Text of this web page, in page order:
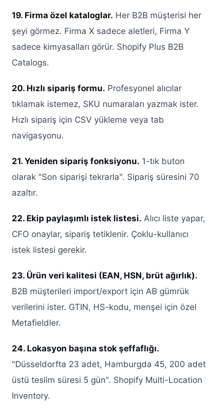
19. Firma özel kataloglar. Her B2B müşterisi her
şeyi görmez. Firma X sadece aletleri, Firma Y
sadece kimyasalları görür. Shopify Plus B2B
Catalogs.
20. Hızlı sipariş formu. Profesyonel alıcılar
tıklamak istemez, SKU numaraları yazmak ister.
Hızlı sipariş için CSV yükleme veya tab
navigasyonu.
21. Yeniden sipariş fonksiyonu. 1-tık buton
olarak "Son siparişi tekrarla". Sipariş süresini 70
azaltır.
22. Ekip paylaşımlı istek listesi. Alıcı liste yapar,
CFO onaylar, sipariş tetiklenir. Çoklu-kullanıcı
istek listesi gerekir.
23. Ürün veri kalitesi (EAN, HSN, brüt ağırlık).
B2B müşterileri import/export için AB gümrük
verilerini ister. GTIN, HS-kodu, menşei için özel
Metafieldler.
24. Lokasyon başına stok şeffaflığı.
"Düsseldorfta 23 adet, Hamburgda 45, 200 adet
üstü teslim süresi 5 gün". Shopify Multi-Location
Inventory.